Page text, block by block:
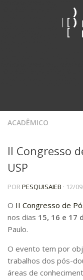
Sobre
A História do IEB
60 Anos
Paralelos 22
Pesquisa
Iniciação
ACADÊMICO
II Congresso
USP
PORPESQUISAIEB · 12/
O II Congresso de
nos dias 15, 16 e 17
Paulo.
O evento tem por
trabalhos dos pós-
áreas de